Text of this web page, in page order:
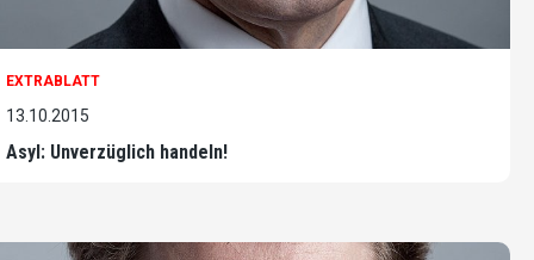
EXTRABLATT
13.10.2015
Asyl: Unverzüglich handeln!